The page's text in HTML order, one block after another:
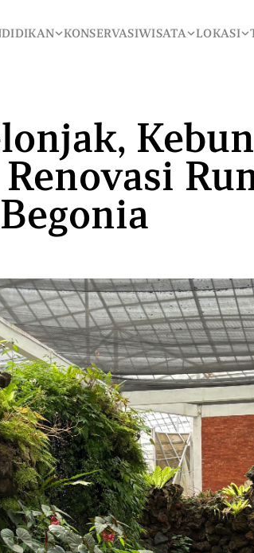
KONSERVASIWISATA LOKASI
Begonia